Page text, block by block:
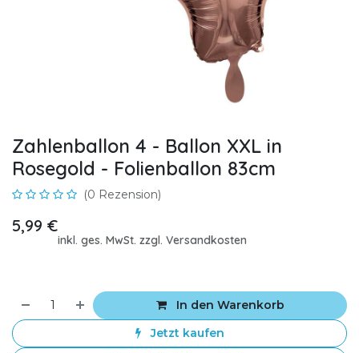
Zahlenballon 4 - Ballon XXL in
Rosegold - Folienballon 83cm
(0 Rezension)
5,99 €
inkl. ges. MwSt. zzgl. Versandkosten
In den Warenkorb
Jetzt kaufen